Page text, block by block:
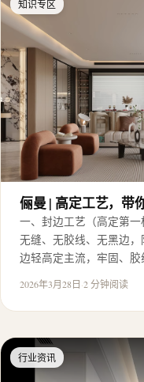
知识专区
俪曼 | 高定工艺，带
一、封边工艺（高定第一
无缝、无胶线、无黑边
边轻高定主流，牢固、
2026年3月28日·2 分钟阅读
行业资讯